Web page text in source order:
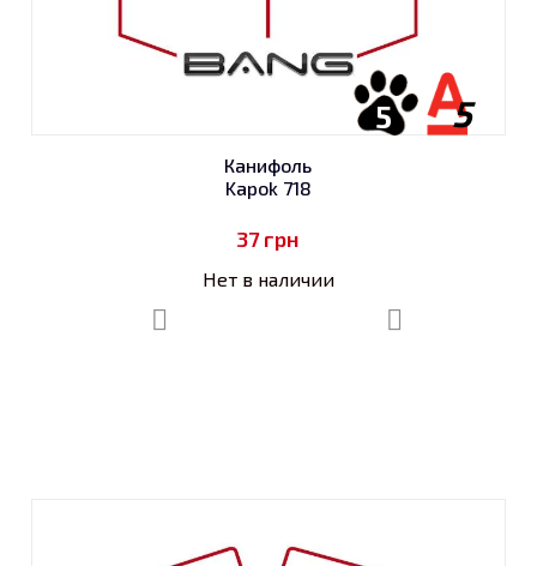
5
5
Канифоль
Kapok 718
37грн
Нет в наличии